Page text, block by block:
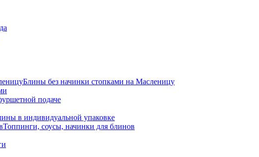
Блины без начинки стопками на Масленицу
подаче
в индивидуальной упаковке
Топпинги, соусы, начинки для блинов